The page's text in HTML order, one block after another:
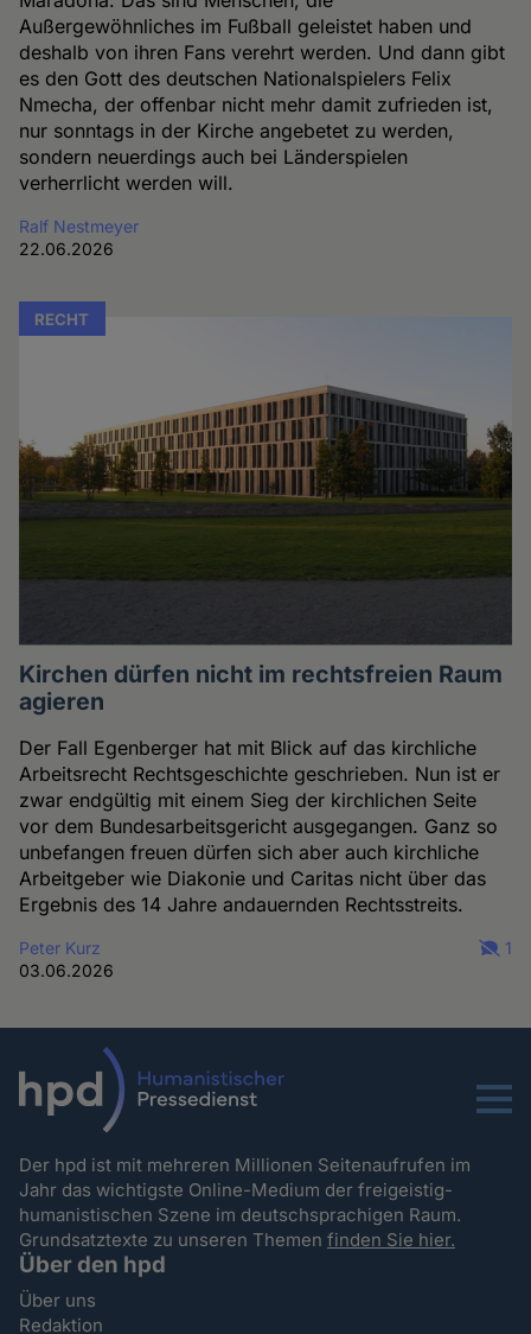
Außergewöhnliches im Fußball geleistet haben und
deshalb von ihren Fans verehrt werden. Und dann gibt
es den Gott des deutschen Nationalspielers Felix
Nmecha, der offenbar nicht mehr damit zufrieden ist,
nur sonntags in der Kirche angebetet zu werden,
sondern neuerdings auch bei Länderspielen
verherrlicht werden will.
Ralf Nestmeyer
22.06.2026
RECHT
Kirchen dürfen nicht im rechtsfreien Raum
agieren
Der Fall Egenberger hat mit Blick auf das kirchliche
Arbeitsrecht Rechtsgeschichte geschrieben. Nun ist er
zwar endgültig mit einem Sieg der kirchlichen Seite
vor dem Bundesarbeitsgericht ausgegangen. Ganz so
unbefangen freuen dürfen sich aber auch kirchliche
Arbeitgeber wie Diakonie und Caritas nicht über das
Ergebnis des 14 Jahre andauernden Rechtsstreits.
Peter Kurz
03.06.2026
1
Menu
Der hpd ist mit mehreren Millionen Seitenaufrufen im
Jahr das wichtigste Online-Medium der freigeistig-
humanistischen Szene im deutschsprachigen Raum.
Grundsatztexte zu unseren Themenfinden Sie hier.
Über den hpd
Über uns
Redaktion